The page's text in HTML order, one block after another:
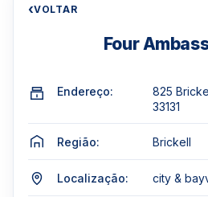
‹VOLTAR
Four
Endereço:
825
33131
Região: Brickell
Localização: city &